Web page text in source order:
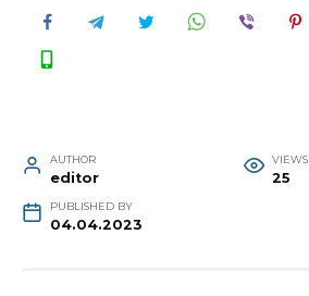
AUTHOR
editor
VIEWS
25
PUBLISHED BY
04.04.2023